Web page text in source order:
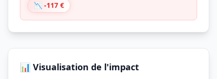
📉 -117 €
📊 Visualisation de l'impact